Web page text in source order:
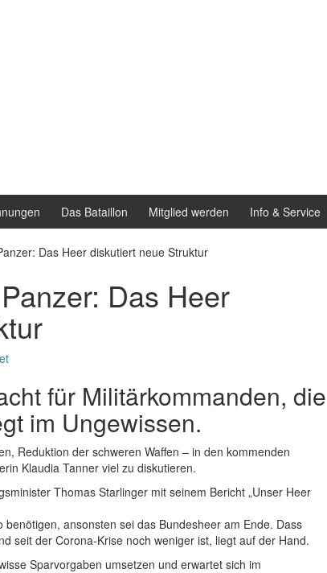
Das Bataillon Mitglied werden Info & Service
Das Heer diskutiert neue Struktur
Das Heer
für Militärkommanden, die
im Ungewissen.
Reduktion der schweren Waffen – in den kommenden
Klaudia Tanner viel zu diskutieren.
Thomas Starlinger mit seinem Bericht „Unser Heer
ansonsten sei das Bundesheer am Ende. Dass
seit der Corona-Krise noch weniger ist, liegt auf der Hand.
Sparvorgaben umsetzen und erwartet sich im